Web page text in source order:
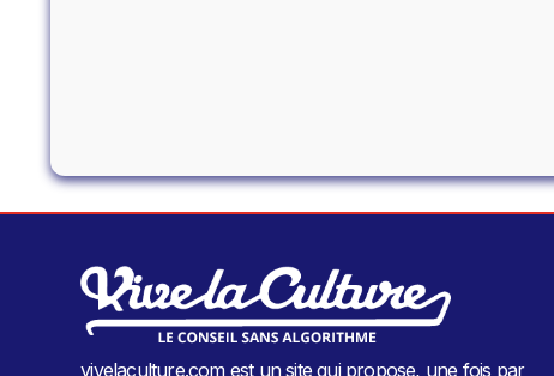
vivelaculture.com est un site qui propose, une fois par